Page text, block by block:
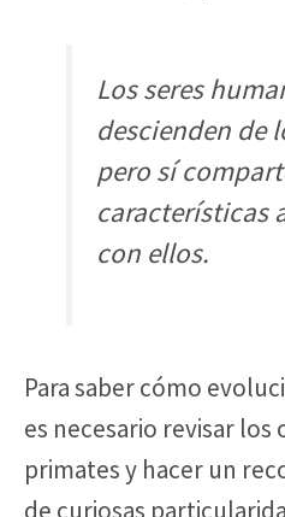
Los seres
descienden de
pero sí
características
con ellos.
Para saber cómo
es necesario revisar los
primates y hacer un
de curiosas